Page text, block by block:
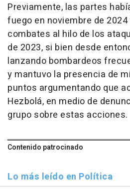
Previamente, las partes
fuego en noviembre de
combates al hilo de los
de 2023, si bien desde
lanzando bombardeos
y mantuvo la presencia de
puntos argumentando que
Hezbolá, en medio de
grupo sobre estas acciones.
Contenido patrocinado
Lo más leído en Política